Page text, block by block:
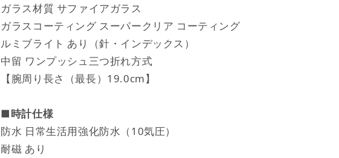
ガラス材質 サファイアガラス
ガラスコーティング スーパークリア コーティング
ルミブライト あり（針・インデックス）
中留 ワンプッシュ三つ折れ方式
【腕周り長さ（最長）19.0cm】
■時計仕様
防水 日常生活用強化防水（10気圧）
耐磁 あり